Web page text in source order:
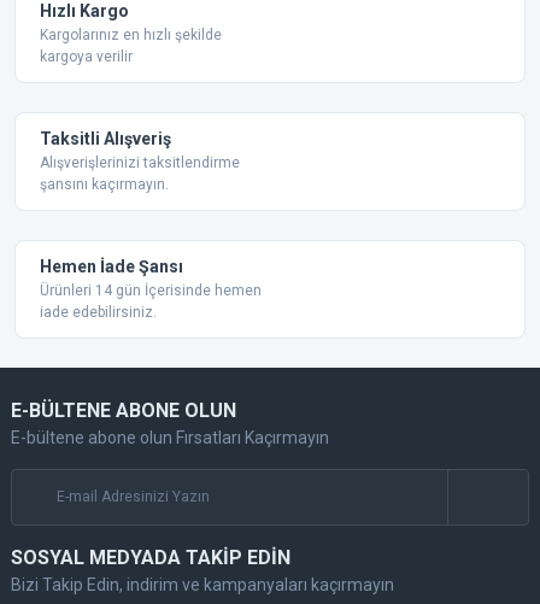
Bu ürüne benzer farklı alternatifler olmalı.
Hızlı Kargo
Kargolarınız en hızlı şekilde
kargoya verilir
Taksitli Alışveriş
Alışverişlerinizi taksitlendirme
şansını kaçırmayın.
Hemen İade Şansı
Ürünleri 14 gün İçerisinde hemen
iade edebilirsiniz.
E-BÜLTENE ABONE OLUN
E-bültene abone olun Fırsatları Kaçırmayın
SOSYAL MEDYADA TAKİP EDİN
Bizi Takip Edin, indirim ve kampanyaları kaçırmayın